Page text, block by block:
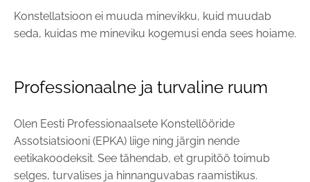
Konstellatsioon ei muuda minevikku, kuid muudab
seda, kuidas me mineviku kogemusi enda sees hoiame.
Professionaalne ja turvaline ruum
Olen Eesti Professionaalsete Konstellööride
Assotsiatsiooni (EPKA) liige ning järgin nende
eetikakoodeksit. See tähendab, et grupitöö toimub
selges, turvalises ja hinnanguvabas raamistikus.